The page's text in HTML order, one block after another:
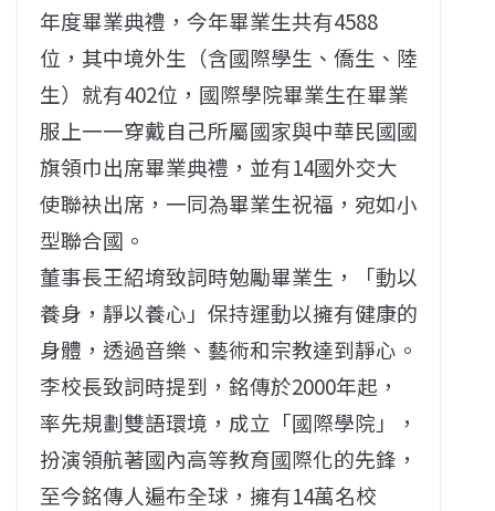
年度畢業典禮，今年畢業生共有4588
位，其中境外生（含國際學生、僑生、陸
生）就有402位，國際學院畢業生在畢業
服上一一穿戴自己所屬國家與中華民國國
旗領巾出席畢業典禮，並有14國外交大
使聯袂出席，一同為畢業生祝福，宛如小
型聯合國。
董事長王紹堉致詞時勉勵畢業生，「動以
養身，靜以養心」保持運動以擁有健康的
身體，透過音樂、藝術和宗教達到靜心。
李校長致詞時提到，銘傳於2000年起，
率先規劃雙語環境，成立「國際學院」，
扮演領航著國內高等教育國際化的先鋒，
至今銘傳人遍布全球，擁有14萬名校